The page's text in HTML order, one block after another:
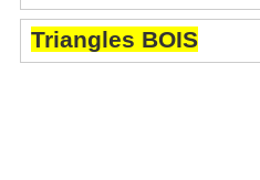
Triangles BOIS